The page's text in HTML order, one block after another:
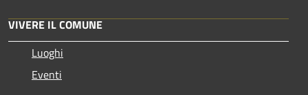
VIVERE IL COMUNE
Luoghi
Eventi